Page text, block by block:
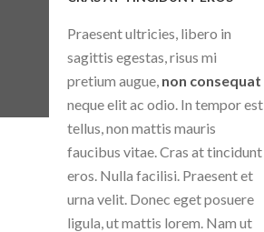
Praesent ultricies, libero in
sagittis egestas, risus mi
pretium augue, non consequat
neque elit ac odio. In tempor est
tellus, non mattis mauris
faucibus vitae. Cras at tincidunt
eros. Nulla facilisi. Praesent et
urna velit. Donec eget posuere
ligula, ut mattis lorem. Nam ut